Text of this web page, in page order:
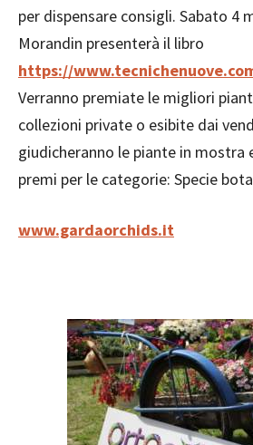
per dispensare consigli. Sabato 4
Morandin presenterà il libro
https://
Verranno premiate le migliori
collezioni private o esibite dai
giudicheranno le piante in mostra
premi per le categorie: Specie
www.gardaorchids.it